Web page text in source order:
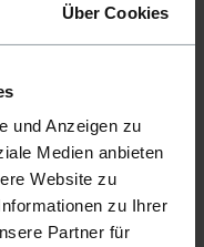
Über Cookies
und Anzeigen zu
Medien anbieten
Website zu
zu Ihrer
Partner für